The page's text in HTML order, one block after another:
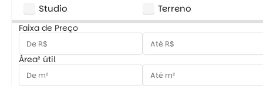
Studio
Terreno
Faixa de Preço
Área² útil